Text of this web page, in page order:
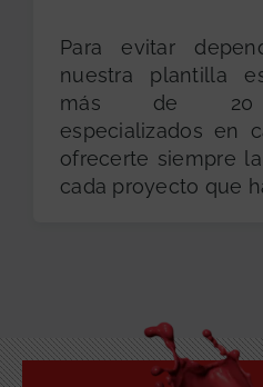
Para evitar
nuestra plantilla
más de 20
especializados en
ofrecerte siempre
cada proyecto que